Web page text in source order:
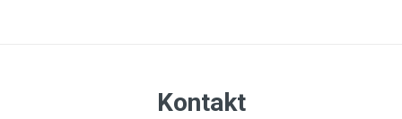
Kontakt